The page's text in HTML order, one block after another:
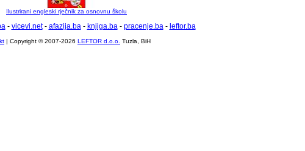
Ilustrirani engleski rječnik za osnovnu školu
- vicevi.net- afazija.ba- knjiga.ba- pracenje.ba- leftor.ba
| Copyright © 2007-2026 LEFTOR d.o.o. Tuzla, BiH